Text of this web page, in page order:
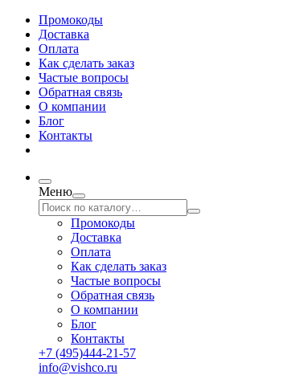
Промокоды
Доставка
Оплата
Как сделать заказ
Частые вопросы
Обратная связь
О компании
Блог
Контакты
Меню
Промокоды
Доставка
Оплата
Как сделать заказ
Частые вопросы
Обратная связь
О компании
Блог
Контакты
+7 (495)444-21-57
info@vishco.ru